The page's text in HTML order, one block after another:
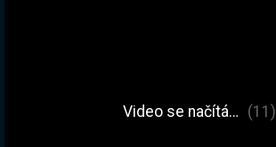
Video se načítá… (11)